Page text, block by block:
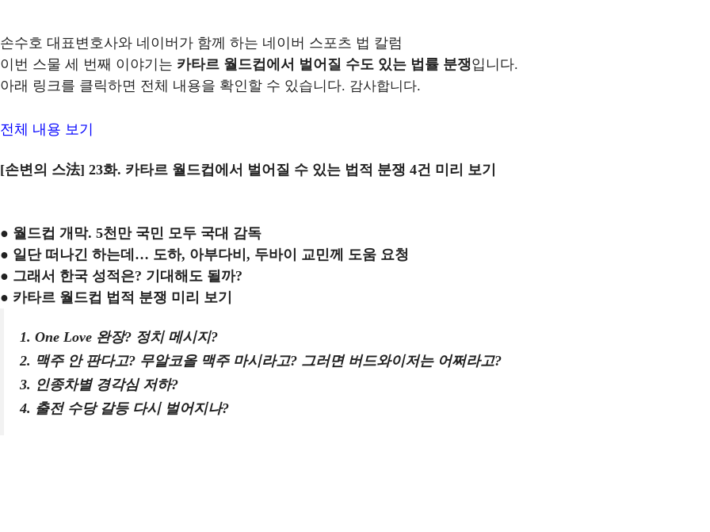
손수호 대표변호사와 네이버가 함께 하는 네이버 스포츠 법 칼럼
이번 스물 세 번째 이야기는 카타르 월드컵에서 벌어질 수도 있는 법률 분쟁입니다.
아래 링크를 클릭하면 전체 내용을 확인할 수 있습니다. 감사합니다.
전체 내용 보기
[손변의 스法] 23화. 카타르 월드컵에서 벌어질 수 있는 법적 분쟁 4건 미리 보기
● 월드컵 개막. 5천만 국민 모두 국대 감독
● 일단 떠나긴 하는데… 도하, 아부다비, 두바이 교민께 도움 요청
● 그래서 한국 성적은? 기대해도 될까?
● 카타르 월드컵 법적 분쟁 미리 보기
1. One Love 완장? 정치 메시지?
2. 맥주 안 판다고? 무알코올 맥주 마시라고? 그러면 버드와이저는 어쩌라고?
3. 인종차별 경각심 저하?
4. 출전 수당 갈등 다시 벌어지나?